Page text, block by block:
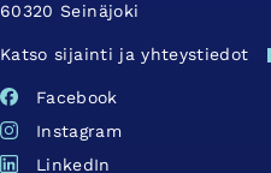
60320 Seinäjoki
Katso sijainti ja yhteystiedot
Facebook
Instagram
LinkedIn